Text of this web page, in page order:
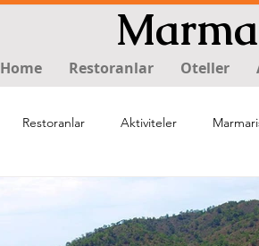
Home Restoranlar Oteller
Restoranlar Aktiviteler